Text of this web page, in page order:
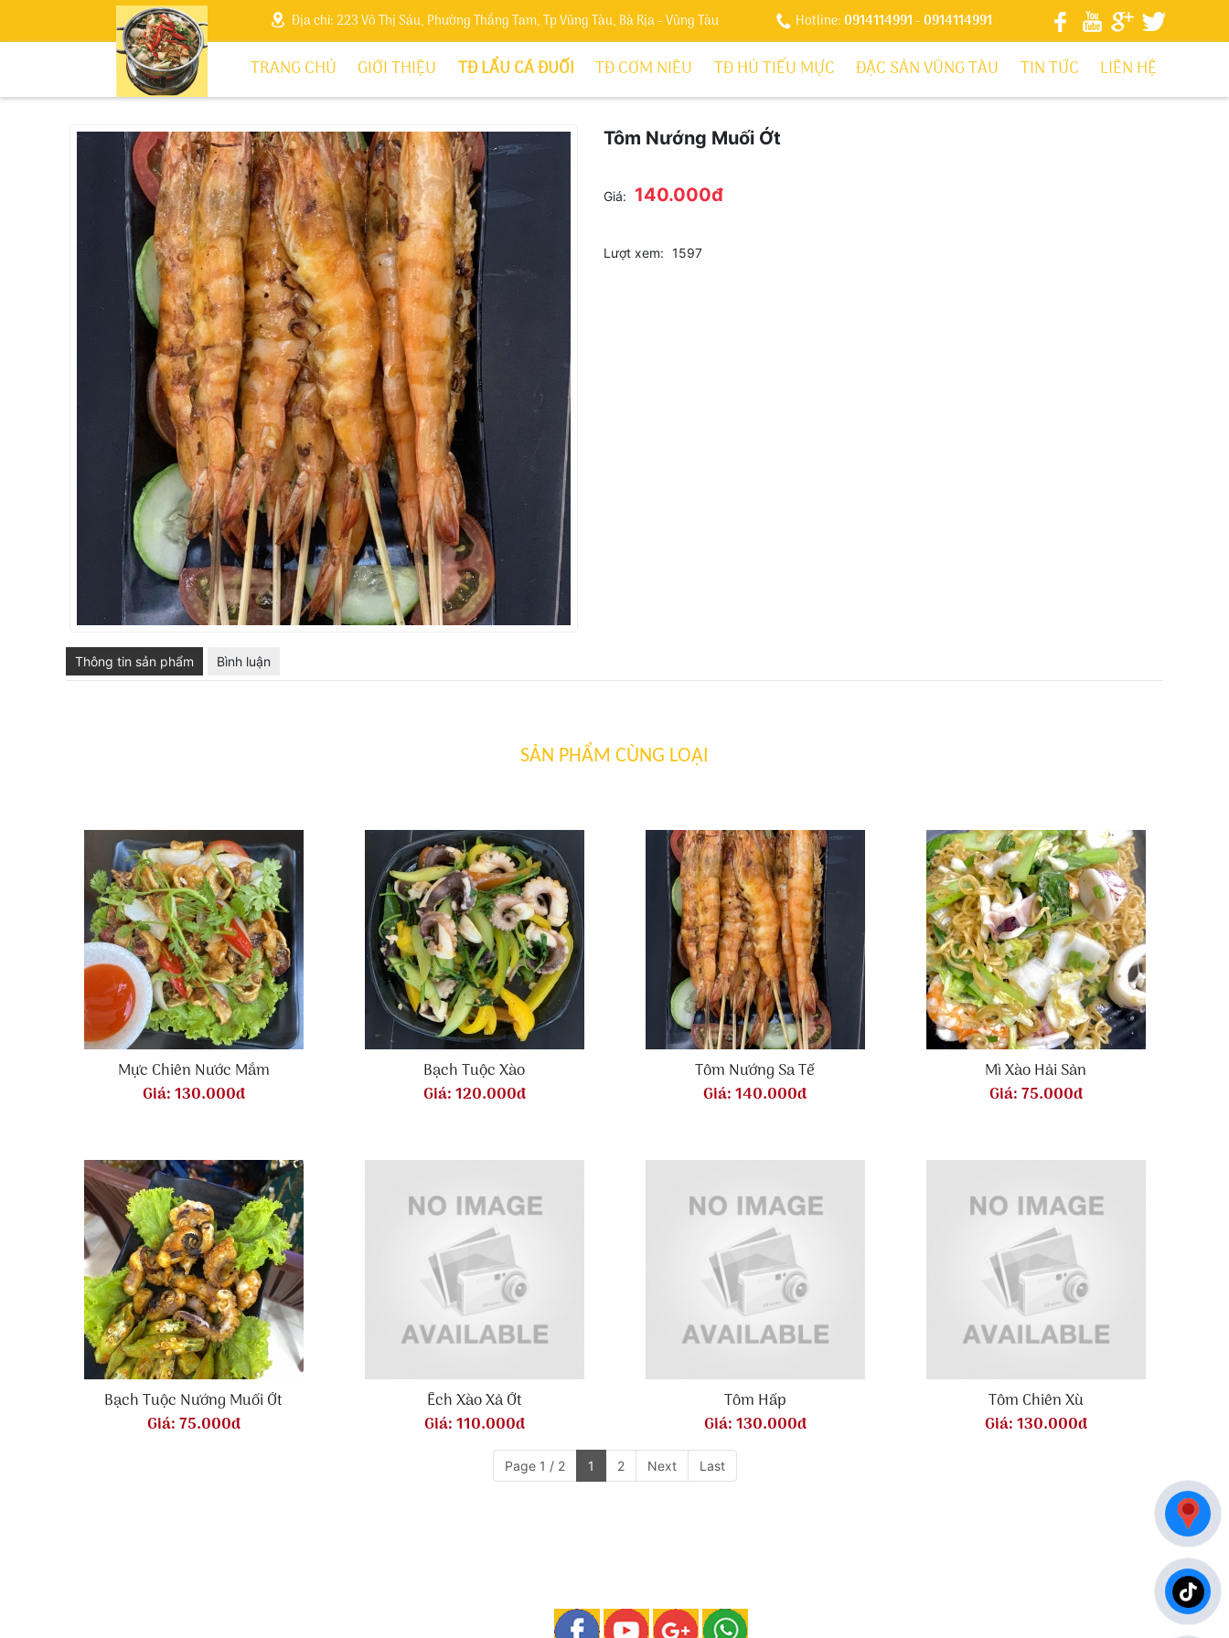
Địa chỉ: 223 Võ Thị Sáu, Phường Thắng Tam, Tp Vũng Tàu, Bà Rịa - Vũng Tàu Hotline:0914114991- 0914114991
TRANG CHỦ GIỚI THIỆU TĐ LẨU CÁ ĐUỐI TĐ CƠM NIÊU TĐ HỦ TIẾU MỰC ĐẶC SẢN VŨNG TÀU TIN TỨC LIÊN HỆ
Tôm Nướng Muối Ớt
Giá: 140.000đ
Lượt xem: 1597
Thông tin sản phẩm Bình luận
SẢN PHẨM CÙNG LOẠI
Mực Chiên Nước Mắm
Giá:130.000đ
Bạch Tuộc Xào
Giá:120.000đ
Tôm Nướng Sa Tế
Giá:140.000đ
Mì Xào Hải Sản
Giá:75.000đ
Bạch Tuộc Nướng Muối Ớt
Giá:75.000đ
Ếch Xào Xả Ớt
Giá:110.000đ
Tôm Hấp
Giá:130.000đ
Tôm Chiên Xù
Giá:130.000đ
Page 1 / 2 1 2 Next Last